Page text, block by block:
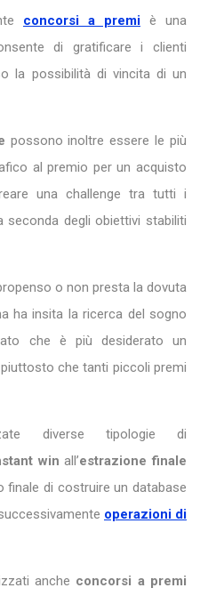
concorsi a premi è una
di gratificare i clienti
la possibilità di vincita di un
possono inoltre essere le più
al premio per un acquisto
una challenge tra tutti i
seconda degli obiettivi stabiliti
o non presta la dovuta
ha insita la ricerca del sogno
che è più desiderato un
che tanti piccoli premi
diverse tipologie di
win all’estrazione finale
finale di costruire un database
operazioni di
anche concorsi a premi